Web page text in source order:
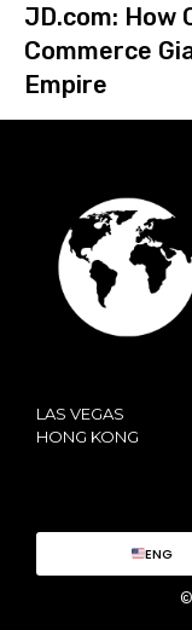
JD.com: How
Commerce
Empire
LAS VEGAS
HONG KONG
ENG